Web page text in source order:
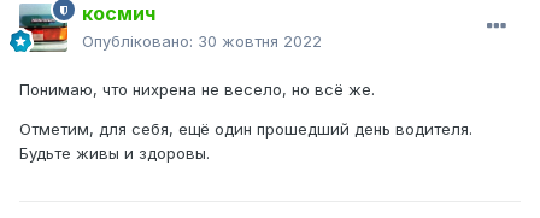
космич
Опубліковано: 30 жовтня 2022
Понимаю, что нихрена не весело, но всё же.
Отметим, для себя, ещё один прошедший день водителя.
Будьте живы и здоровы.